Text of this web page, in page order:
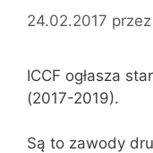
24.02.2017 przez
ICCF ogłasza
(2017-2019).
Są to zawody